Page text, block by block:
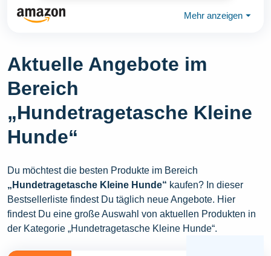
Mehr anzeigen ⏷
Aktuelle Angebote im
Bereich
„Hundetragetasche Kleine
Hunde“
Du möchtest die besten Produkte im Bereich
„Hundetragetasche Kleine Hunde“ kaufen? In dieser
Bestsellerliste findest Du täglich neue Angebote. Hier
findest Du eine große Auswahl von aktuellen Produkten in
der Kategorie „Hundetragetasche Kleine Hunde“.